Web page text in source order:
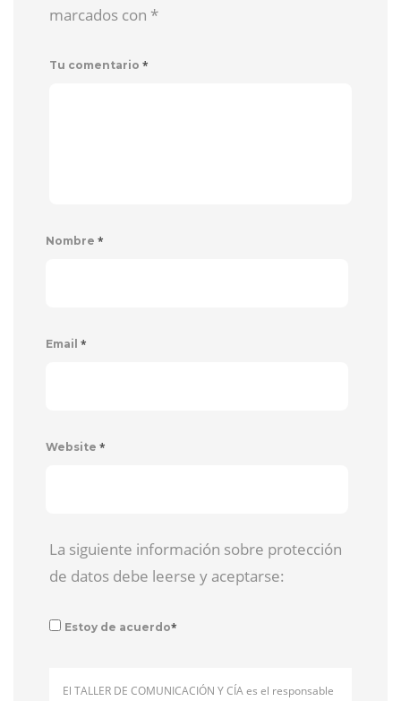
marcados con *
Tu comentario *
Nombre *
Email *
Website *
La siguiente información sobre protección
de datos debe leerse y aceptarse:
Estoy de acuerdo*
El TALLER DE COMUNICACIÓN Y CÍA es el responsable